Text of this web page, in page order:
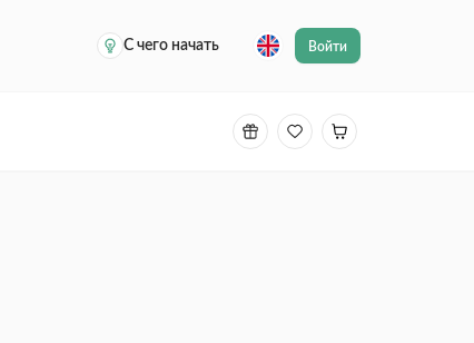
С чего начать
Войти